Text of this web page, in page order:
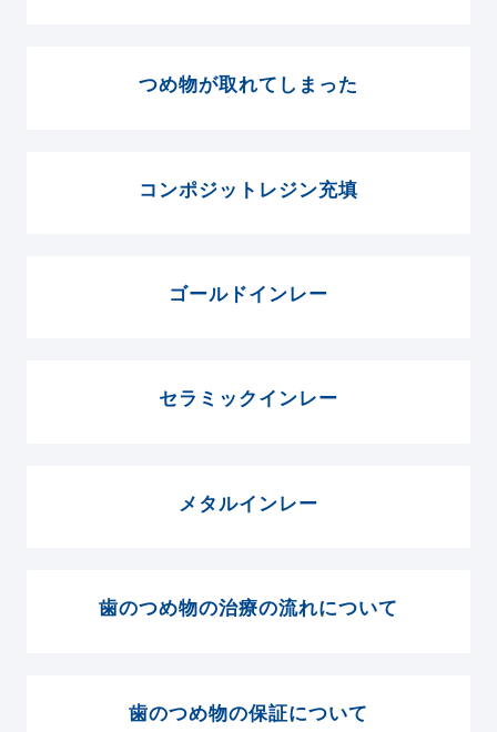
つめ物が取れてしまった
コンポジットレジン充填
ゴールドインレー
セラミックインレー
メタルインレー
歯のつめ物の治療の流れについて
歯のつめ物の保証について